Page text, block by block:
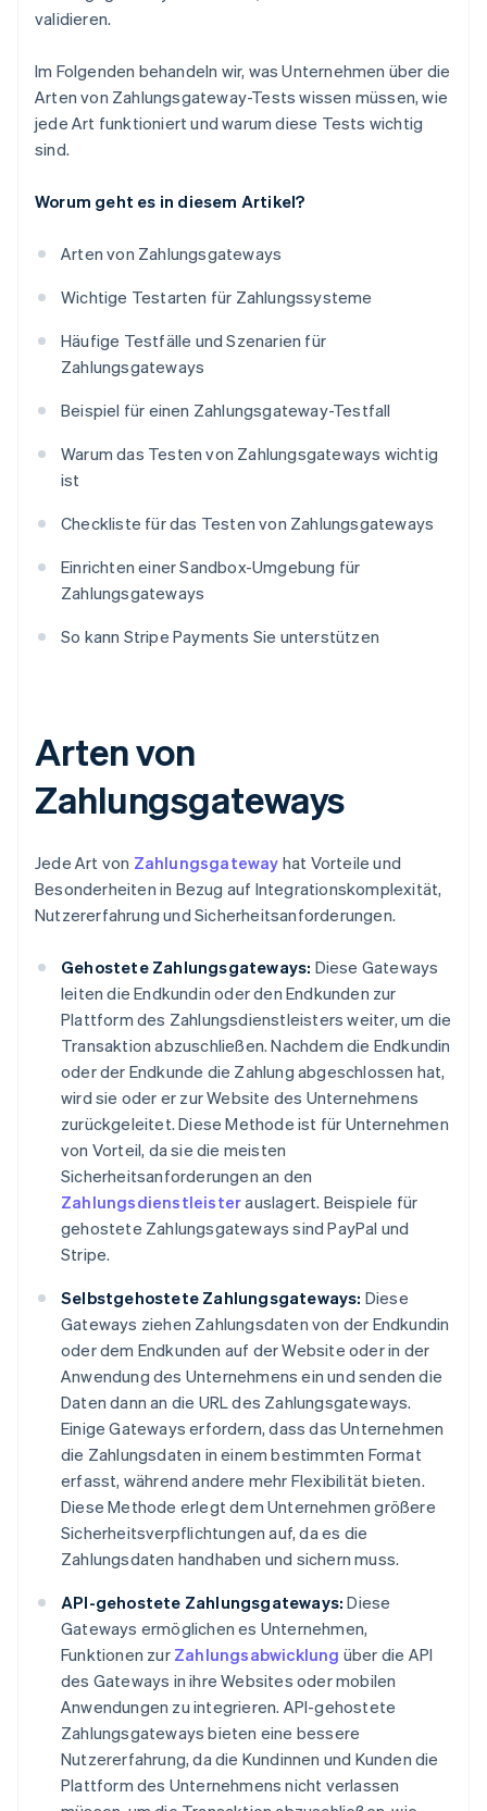
validieren.
Im Folgenden behandeln wir, was Unternehmen über die
Arten von Zahlungsgateway-Tests wissen müssen, wie
jede Art funktioniert und warum diese Tests wichtig
sind.
Worum geht es in diesem Artikel?
Arten von Zahlungsgateways
Wichtige Testarten für Zahlungssysteme
Häufige Testfälle und Szenarien für
Zahlungsgateways
Beispiel für einen Zahlungsgateway-Testfall
Warum das Testen von Zahlungsgateways wichtig
ist
Checkliste für das Testen von Zahlungsgateways
Einrichten einer Sandbox-Umgebung für
Zahlungsgateways
So kann Stripe Payments Sie unterstützen
Arten von
Zahlungsgateways
Jede Art von Zahlungsgateway hat Vorteile und
Besonderheiten in Bezug auf Integrationskomplexität,
Nutzererfahrung und Sicherheitsanforderungen.
Gehostete Zahlungsgateways: Diese Gateways
leiten die Endkundin oder den Endkunden zur
Plattform des Zahlungsdienstleisters weiter, um die
Transaktion abzuschließen. Nachdem die Endkundin
oder der Endkunde die Zahlung abgeschlossen hat,
wird sie oder er zur Website des Unternehmens
zurückgeleitet. Diese Methode ist für Unternehmen
von Vorteil, da sie die meisten
Sicherheitsanforderungen an den
Zahlungsdienstleisterauslagert. Beispiele für
gehostete Zahlungsgateways sind PayPal und
Stripe.
Selbstgehostete Zahlungsgateways: Diese
Gateways ziehen Zahlungsdaten von der Endkundin
oder dem Endkunden auf der Website oder in der
Anwendung des Unternehmens ein und senden die
Daten dann an die URL des Zahlungsgateways.
Einige Gateways erfordern, dass das Unternehmen
die Zahlungsdaten in einem bestimmten Format
erfasst, während andere mehr Flexibilität bieten.
Diese Methode erlegt dem Unternehmen größere
Sicherheitsverpflichtungen auf, da es die
Zahlungsdaten handhaben und sichern muss.
API-gehostete Zahlungsgateways: Diese
Gateways ermöglichen es Unternehmen,
Funktionen zur Zahlungsabwicklung über die API
des Gateways in ihre Websites oder mobilen
Anwendungen zu integrieren. API-gehostete
Zahlungsgateways bieten eine bessere
Nutzererfahrung, da die Kundinnen und Kunden die
Plattform des Unternehmens nicht verlassen